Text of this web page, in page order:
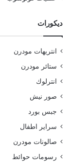
ديكورات
انتريهات مودرن
ستائر مودرن
انترلوك
صور نيش
جبس بورد
سراير اطفال
صالونات مودرن
رسومات حوائط